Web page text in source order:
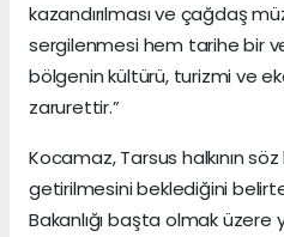
kazandırılması ve çağdaş
sergilenmesi hem tarihe bir
bölgenin kültürü, turizmi ve
zarurettir.”
Kocamaz, Tarsus halkının
getirilmesini beklediğini
Bakanlığı başta olmak